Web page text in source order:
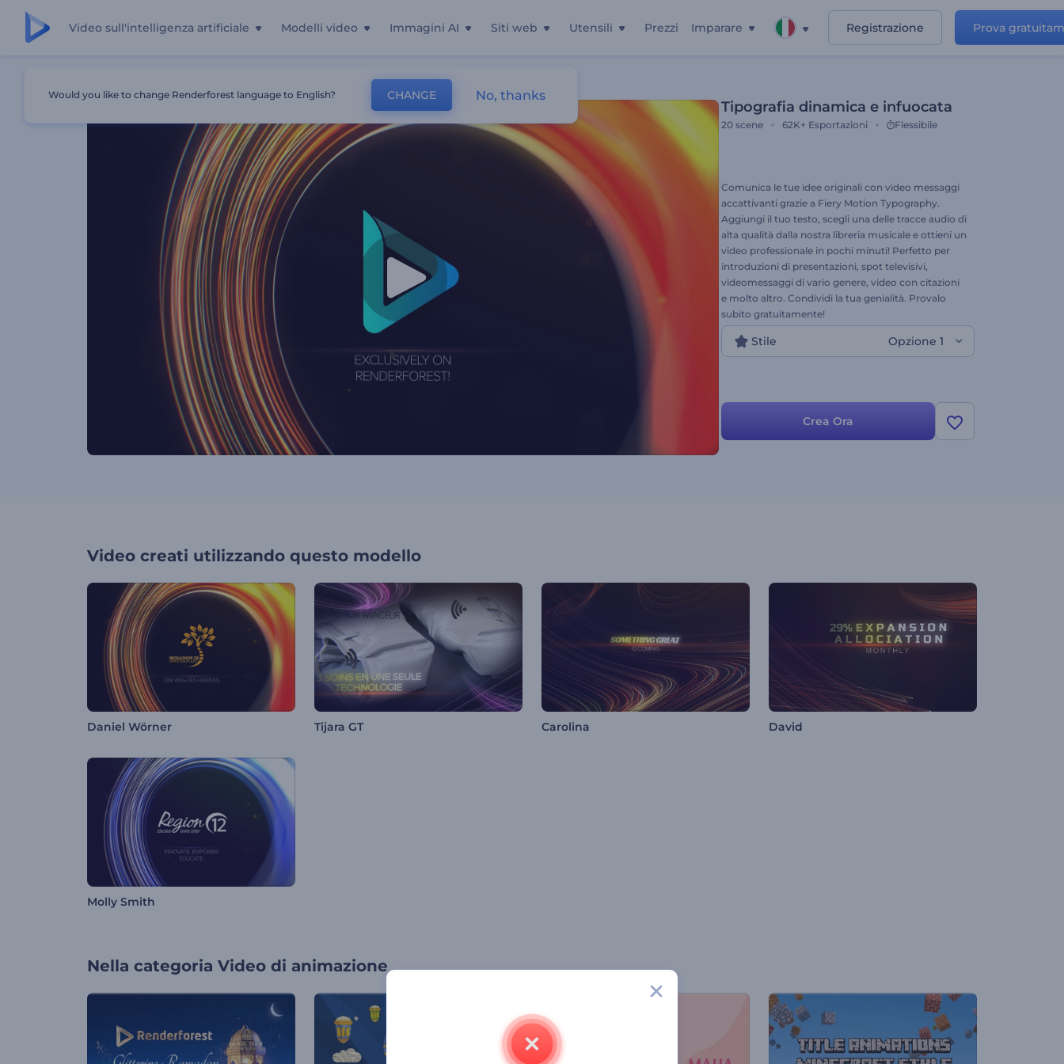
Video sull'intelligenza artificiale Modelli video Immagini AI Siti web Utensili Prezzi Imparare Registrazione Prova
Tipografia dinamica e infuocata
20 scene 62K+ Esportazioni Flessibile
Comunica le tue idee originali con video messaggi
accattivanti grazie a Fiery Motion Typography.
Aggiungi il tuo testo, scegli una delle tracce audio di
alta qualità dalla nostra libreria musicale e ottieni un
video professionale in pochi minuti! Perfetto per
introduzioni di presentazioni, spot televisivi,
videomessaggi di vario genere, video con citazioni
e molto altro. Condividi la tua genialità. Provalo
subito gratuitamente!
Stile Opzione 1
Crea Ora
Video creati utilizzando questo modello
Daniel Wörner Tijara GT Carolina David
Molly Smith
Nella categoria Video di animazione
Would you like to change Renderforest language to English? CHANGE No, thanks